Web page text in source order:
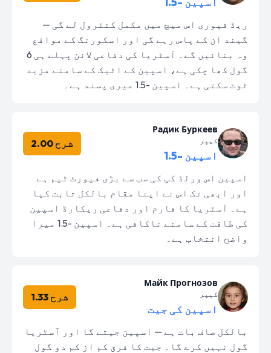
ریڈ فیوری اس میچ میں مکمل کنٹرول لے گی —
گیند ان کے پاس رہے گی اور اسکورنگ کے مواقع
وہ بنائیں گے۔ آسٹریا کی دفاعی لائن پہلے ہی 6
گول کھا چکی ہے، اسپین کے اٹیک کے سامنے مزید
ٹوٹ سکتی ہے۔ اسپین -1.5 میری پسند ہے۔
Радик Буркеев
کیپر
اسپین -1.5
شرح 2.00
اسپین اس ورلڈ کپ کی سب سے بڑی فیورٹ ٹیم ہے
اور ابھی تک اس نے اپنا مقام بالکل ثابت کیا
ہے۔ آسٹریا کا فارم اور دفاعی ریکارڈ اسپین
کی طاقت کے سامنے ناکافی ہے۔ اسپین -1.5 میرا
واضح انتخاب ہے۔
Майк Прогнозов
کیپر
اسپین کی جیت
شرح 1.33
بالکل صاف بات ہے — اسپین جیتے گا اور آسٹریا
گول نہیں کرے گا۔ جیت کا فرق کم از کم دو گول